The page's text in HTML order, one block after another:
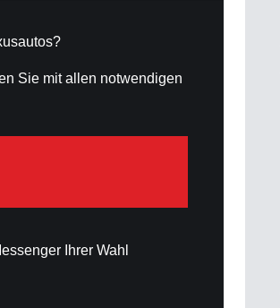
Sie mit allen notwendigen
Ihrer Wahl